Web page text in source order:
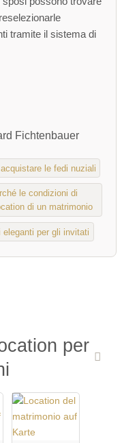
per
tramite il sistema di
Fichtenbauer
le fedi nuziali
le condizioni di
di un matrimonio
eleganti per gli invitati